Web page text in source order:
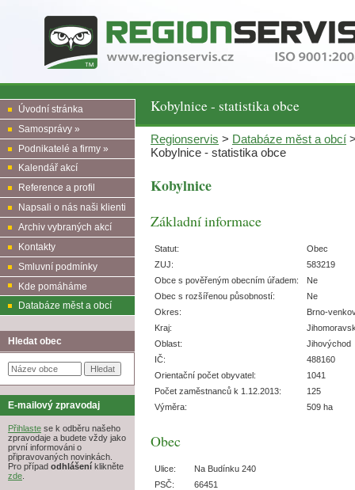
Kobylnice - statistika obce
Úvodní stránka
Samosprávy »
Podnikatelé a firmy »
Kalendář akcí
Reference a profil
Napsali o nás naši klienti
Archiv vybraných akcí
Kontakty
Smluvní podmínky
Kde pomáháme
Databáze měst a obcí
Hledat obec
E-mailový zpravodaj
Přihlaste se k odběru našeho
zpravodaje a budete vždy jako
první informováni o
připravovaných novinkách.
Pro případ odhlášení klikněte
zde.
Regionservis > Databáze měst a obcí
Kobylnice - statistika obce
Kobylnice
Základní informace
Statut:
Obec
ZUJ:
583219
Obce s pověřeným obecním úřadem:
Ne
Obec s rozšířenou působností:
Ne
Okres:
Brno-
Kraj:
Oblast:
Jihovýchod
IČ:
488160
Orientační počet obyvatel:
1041
Počet zaměstnanců k 1.12.2013:
125
Výměra:
509 ha
Obec
Ulice:
Na Budínku 240
PSČ:
66451